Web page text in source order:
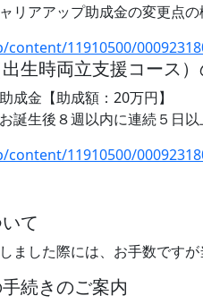
リアアップ助成金の変更点
11910500/
生時両立支援コース
成金【助成額：20万円】
誕生後８週以内に連続５日
11910500/
て
ました際には、お手数です
続きのご案内